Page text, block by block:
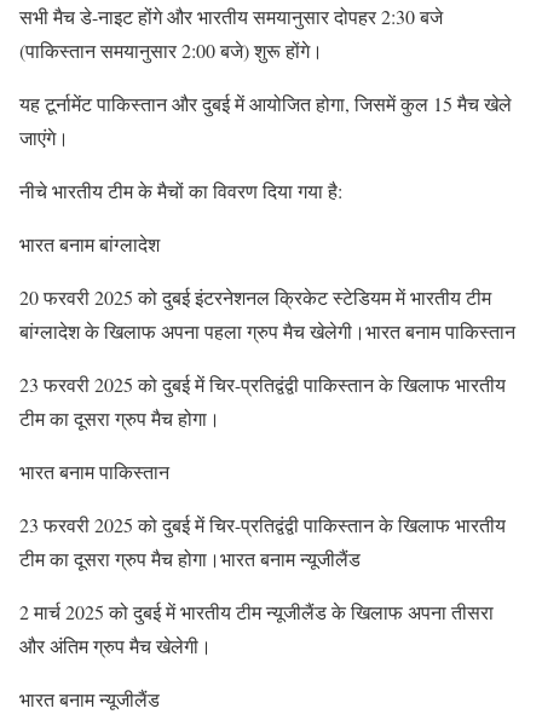
सभी मैच डे-नाइट होंगे और भारतीय समयानुसार दोपहर 2:30 बजे
(पाकिस्तान समयानुसार 2:00 बजे) शुरू होंगे।
यह टूर्नामेंट पाकिस्तान और दुबई में आयोजित होगा, जिसमें कुल 15 मैच खेले
जाएंगे।
नीचे भारतीय टीम के मैचों का विवरण दिया गया है:
भारत बनाम बांग्लादेश
20 फरवरी 2025 को दुबई इंटरनेशनल क्रिकेट स्टेडियम में भारतीय टीम
बांग्लादेश के खिलाफ अपना पहला ग्रुप मैच खेलेगी।भारत बनाम पाकिस्तान
23 फरवरी 2025 को दुबई में चिर-प्रतिद्वंद्वी पाकिस्तान के खिलाफ भारतीय
टीम का दूसरा ग्रुप मैच होगा।
भारत बनाम पाकिस्तान
23 फरवरी 2025 को दुबई में चिर-प्रतिद्वंद्वी पाकिस्तान के खिलाफ भारतीय
टीम का दूसरा ग्रुप मैच होगा।भारत बनाम न्यूजीलैंड
2 मार्च 2025 को दुबई में भारतीय टीम न्यूजीलैंड के खिलाफ अपना तीसरा
और अंतिम ग्रुप मैच खेलेगी।
भारत बनाम न्यूजीलैंड